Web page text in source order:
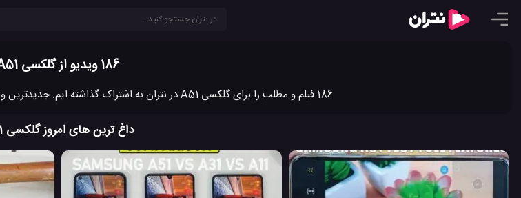
186 ویدیو از گلکسی A51
186 فیلم و مطلب را برای گلکسی A51 در نتران به اشتراک گذاشته ایم. جدیدترین ویدیو کلیپ ها و مطالب گلکسی A51 را در نتران ببینید.
داغ ترین های امروز گلکسی A51